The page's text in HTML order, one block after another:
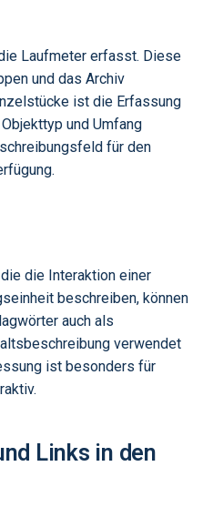
Laufmeter erfasst. Diese
und das Archiv
ist die Erfassung
und Umfang
für den
die Interaktion einer
beschreiben, können
auch als
verwendet
ist besonders für
Links in den